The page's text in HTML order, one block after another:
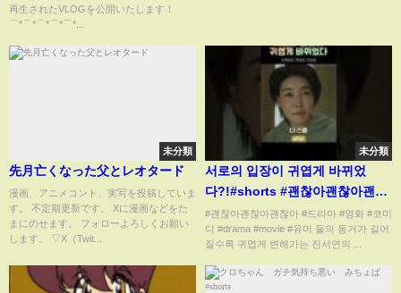
再生されたVLOGを公開いたします！
⌒*⌒*⌒*⌒*⌒*...
未分類
先月亡くなった父とレオタード
漫画、アニメコント、実写を投稿していま
す。 不定期更新です。 Xに漫画などをた
まにのせます。 フォローよろしくお願い
します。 ▽X（Twit...
未分類
서로의 입장이 귀엽게 바뀌었
다?!#shorts #괜찮아괜찮아괜찮
아
#괜찮아괜찮아괜찮아 #드라마 #영화 #코미
디 #drama #movie #유머 둘의 동거가 길어
질수록 귀엽게 변해가는 진서연의 ...